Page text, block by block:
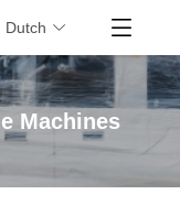
Dutch
Machines